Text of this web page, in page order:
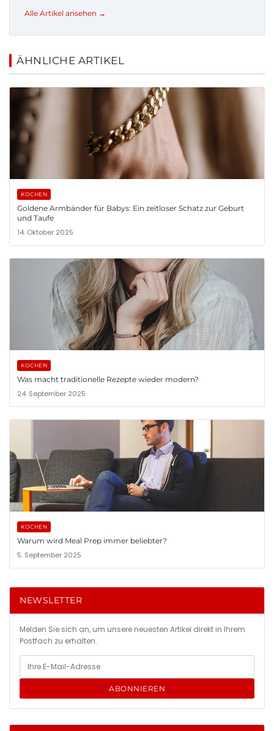
Alle Artikel ansehen →
ÄHNLICHE ARTIKEL
KOCHEN
Goldene Armbänder für Babys: Ein zeitloser Schatz zur Geburt
und Taufe
14. Oktober 2025
KOCHEN
Was macht traditionelle Rezepte wieder modern?
24. September 2025
KOCHEN
Warum wird Meal Prep immer beliebter?
5. September 2025
NEWSLETTER
Melden Sie sich an, um unsere neuesten Artikel direkt in Ihrem
Postfach zu erhalten.
ABONNIEREN